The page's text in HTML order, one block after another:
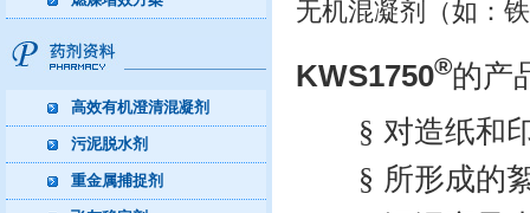
高效有机澄清混凝剂
污泥脱水剂
重金属捕捉剂
无机混凝剂（如：
KWS1750®的产
§ 对造纸和
§ 所形成的